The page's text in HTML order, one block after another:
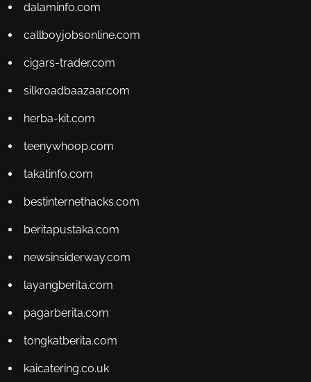
dalaminfo.com
callboyjobsonline.com
cigars-trader.com
silkroadbaazaar.com
herba-kit.com
teenywhoop.com
takatinfo.com
bestinternethacks.com
beritapustaka.com
newsinsiderway.com
layangberita.com
pagarberita.com
tongkatberita.com
kaicatering.co.uk